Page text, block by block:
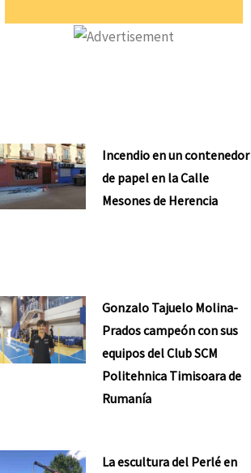
Incendio en un contenedor
de papel en la Calle
Mesones de Herencia
Gonzalo Tajuelo Molina-
Prados campeón con sus
equipos del Club SCM
Politehnica Timisoara de
Rumanía
La escultura del Perlé en